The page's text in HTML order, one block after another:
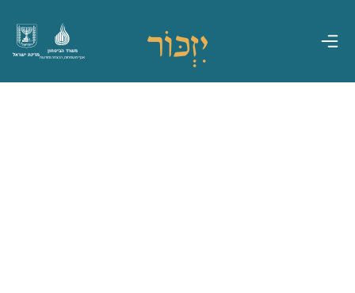
מדינת ישראל
משרד הביטחון
אגף משפחות, הנצחה ומורשת